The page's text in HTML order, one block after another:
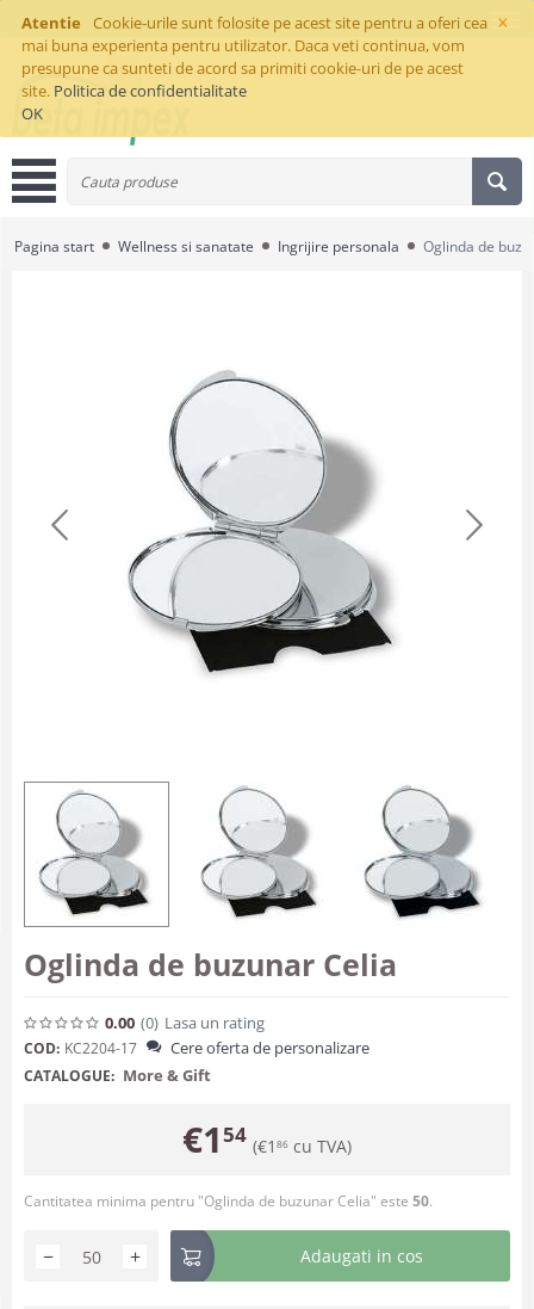
×
Atentie
Cookie-urile sunt folosite pe acest site pentru a oferi cea
mai buna experienta pentru utilizator. Daca veti continua, vom
presupune ca sunteti de acord sa primiti cookie-uri de pe acest
site. Politica de confidentialitate
OK
Pagina start Wellness si sanatate Ingrijire personala Oglinda de
Oglinda de buzunar Celia
0.00 (0) Lasa un rating
COD: KC2204-17 Cere oferta de personalizare
CATALOGUE: More & Gift
€154 (€1 86 cu TVA)
Cantitatea minima pentru "Oglinda de buzunar Celia" este 50.
+
− Adaugati in cos